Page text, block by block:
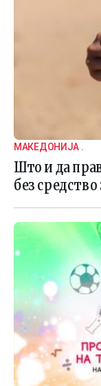
МАКЕДОНИЈА .
Што и да
без